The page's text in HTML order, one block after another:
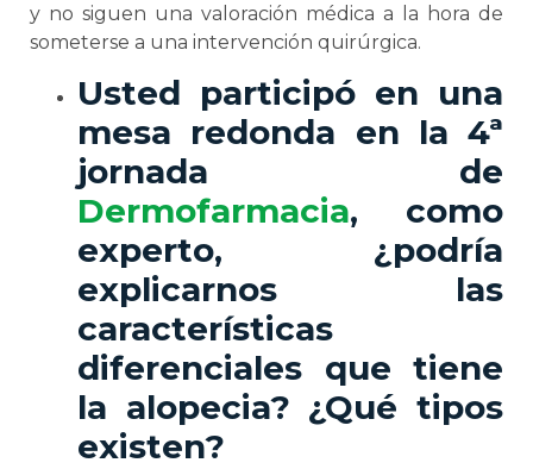
y no siguen una valoración médica a la hora de
someterse a una intervención quirúrgica.
Usted participó en una
mesa redonda en la 4ª
jornada de
Dermofarmacia, como
experto, ¿podría
explicarnos las
características
diferenciales que tiene
la alopecia? ¿Qué tipos
existen?